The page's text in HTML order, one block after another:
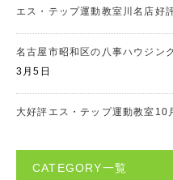
エス・テップ運動教室川名店好
名古屋市昭和区の八事ハウジン
3月5日
大好評エス・テップ運動教室10
CATEGORY一覧